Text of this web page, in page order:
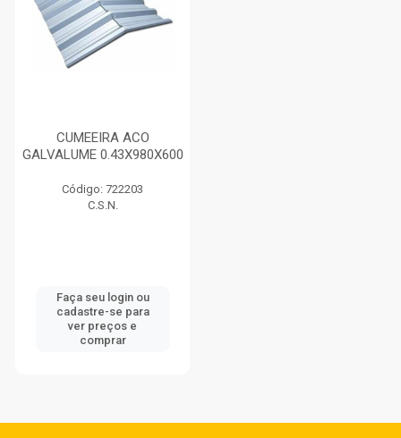
CUMEEIRA ACO
GALVALUME 0.43X980X600
Código: 722203
C.S.N.
Faça seu login ou
cadastre-se para
ver preços e
comprar